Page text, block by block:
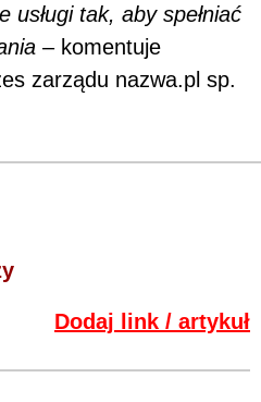
usługi tak, aby spełniać
– komentuje
zarządu nazwa.pl sp.
Dodaj link / artykuł